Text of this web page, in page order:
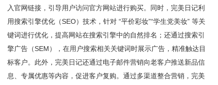
入官网链接，引导用户访问官方网站进行购买。同时，完美日记利
用搜索引擎优化（SEO）技术，针对 “平价彩妆”“学生党美妆” 等关
键词进行优化，提高网站在搜索引擎中的自然排名；还通过搜索引
擎广告（SEM），在用户搜索相关关键词时展示广告，精准触达目
标客户。此外，完美日记还通过电子邮件营销向老客户推送新品信
息、专属优惠等内容，促进客户复购。通过多渠道整合营销，完美